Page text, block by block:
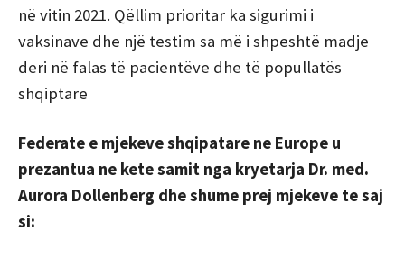
në vitin 2021. Qëllim prioritar ka sigurimi i
vaksinave dhe një testim sa më i shpeshtë madje
deri në falas të pacientëve dhe të popullatës
shqiptare
Federate e mjekeve shqipatare ne Europe u
prezantua ne kete samit nga kryetarja Dr. med.
Aurora Dollenberg dhe shume prej mjekeve te saj
si: